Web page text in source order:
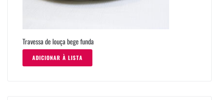
Travessa de louça bege funda
ADICIONAR À LISTA